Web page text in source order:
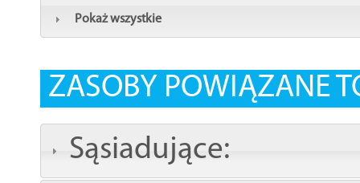
Pokaż wszystkie
ZASOBY POWIĄZANE
Sąsiadujące: